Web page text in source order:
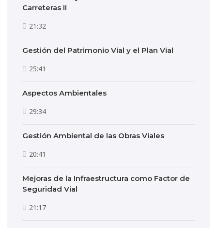
Carreteras II
21:32
Gestión del Patrimonio Vial y el Plan Vial
25:41
Aspectos Ambientales
29:34
Gestión Ambiental de las Obras Viales
20:41
Mejoras de la Infraestructura como Factor de
Seguridad Vial
21:17